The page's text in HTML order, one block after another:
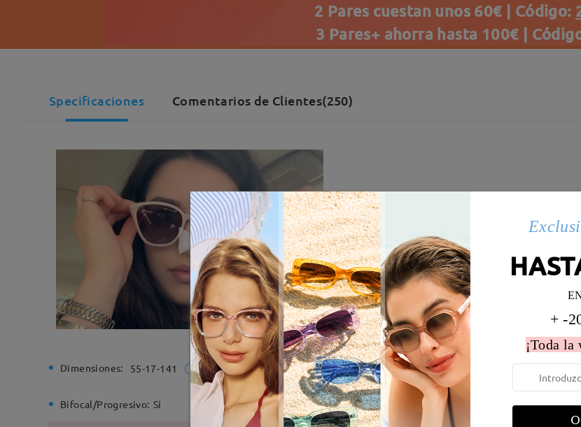
2 Pares cuestan unos 60€ | Código:
3 Pares+ ahorra hasta 100€ |
Specificaciones Comentarios de Clientes(250)
Dimensiones: 55-17-141 Ancho de la montura: 140 mm ( Largo) Diametro de lentes:
Bifocal/Progresivo: Sí Bisagra de resorte: Sí Material de la
+ -
¡Toda la